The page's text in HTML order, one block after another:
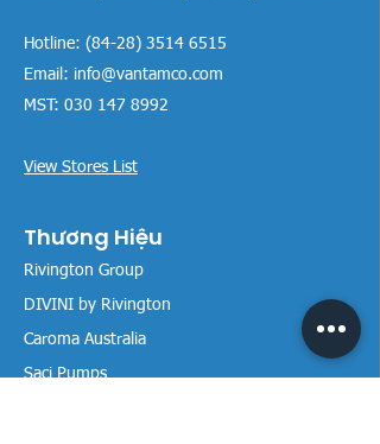
Hotline: (84-28) 3514 6515
Email: info@vantamco.com
MST: 030 147 8992
View Stores List
Thương Hiệu
Rivington Group
DIVINI by Rivington
Caroma Australia
Saci Pumps